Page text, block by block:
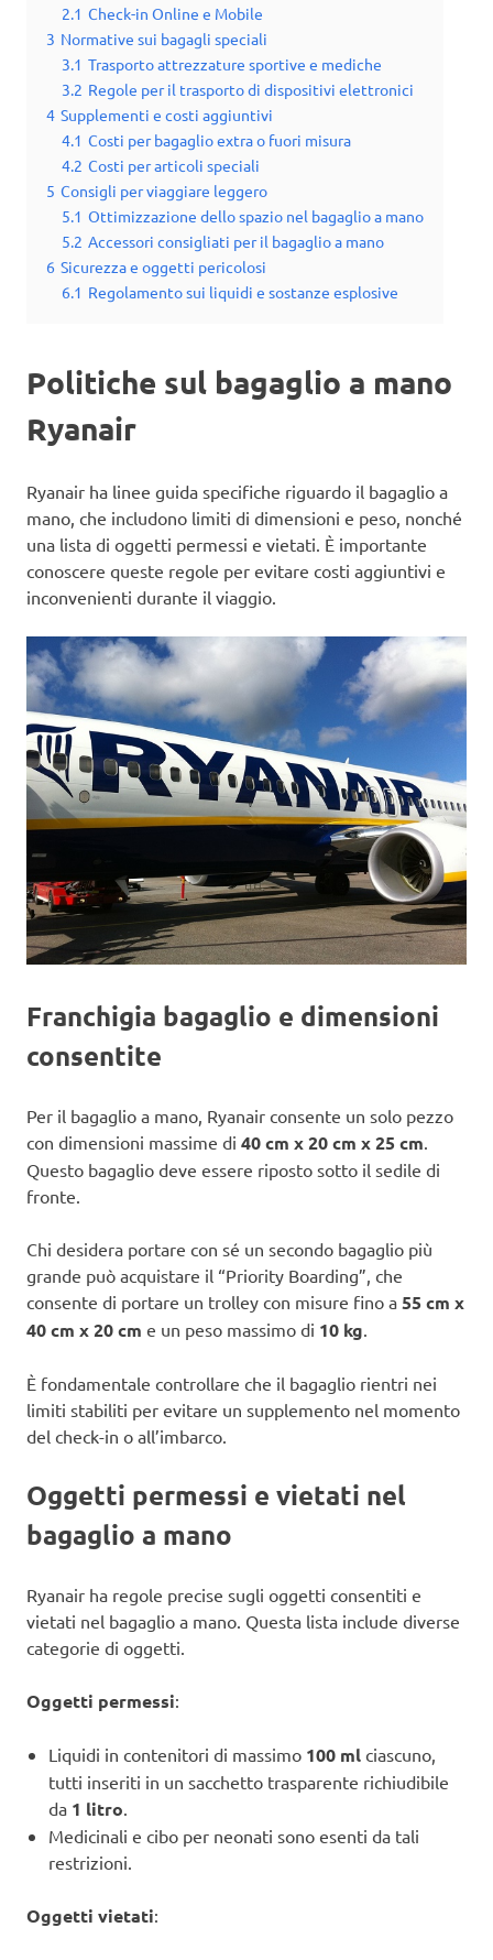
2.1 Check-in Online e Mobile
3 Normative sui bagagli speciali
3.1 Trasporto attrezzature sportive e mediche
3.2 Regole per il trasporto di dispositivi elettronici
4 Supplementi e costi aggiuntivi
4.1 Costi per bagaglio extra o fuori misura
4.2 Costi per articoli speciali
5 Consigli per viaggiare leggero
5.1 Ottimizzazione dello spazio nel bagaglio a mano
5.2 Accessori consigliati per il bagaglio a mano
6 Sicurezza e oggetti pericolosi
6.1 Regolamento sui liquidi e sostanze esplosive
Politiche sul bagaglio a mano
Ryanair
Ryanair ha linee guida specifiche riguardo il bagaglio a
mano, che includono limiti di dimensioni e peso, nonché
una lista di oggetti permessi e vietati. È importante
conoscere queste regole per evitare costi aggiuntivi e
inconvenienti durante il viaggio.
Franchigia bagaglio e dimensioni
consentite
Per il bagaglio a mano, Ryanair consente un solo pezzo
con dimensioni massime di 40 cm x 20 cm x 25 cm.
Questo bagaglio deve essere riposto sotto il sedile di
fronte.
Chi desidera portare con sé un secondo bagaglio più
grande può acquistare il “Priority Boarding”, che
consente di portare un trolley con misure fino a 55 cm x
40 cm x 20 cm e un peso massimo di 10 kg.
È fondamentale controllare che il bagaglio rientri nei
limiti stabiliti per evitare un supplemento nel momento
del check-in o all’imbarco.
Oggetti permessi e vietati nel
bagaglio a mano
Ryanair ha regole precise sugli oggetti consentiti e
vietati nel bagaglio a mano. Questa lista include diverse
categorie di oggetti.
Oggetti permessi:
Liquidi in contenitori di massimo 100 ml ciascuno,
tutti inseriti in un sacchetto trasparente richiudibile
da 1 litro.
Medicinali e cibo per neonati sono esenti da tali
restrizioni.
Oggetti vietati: